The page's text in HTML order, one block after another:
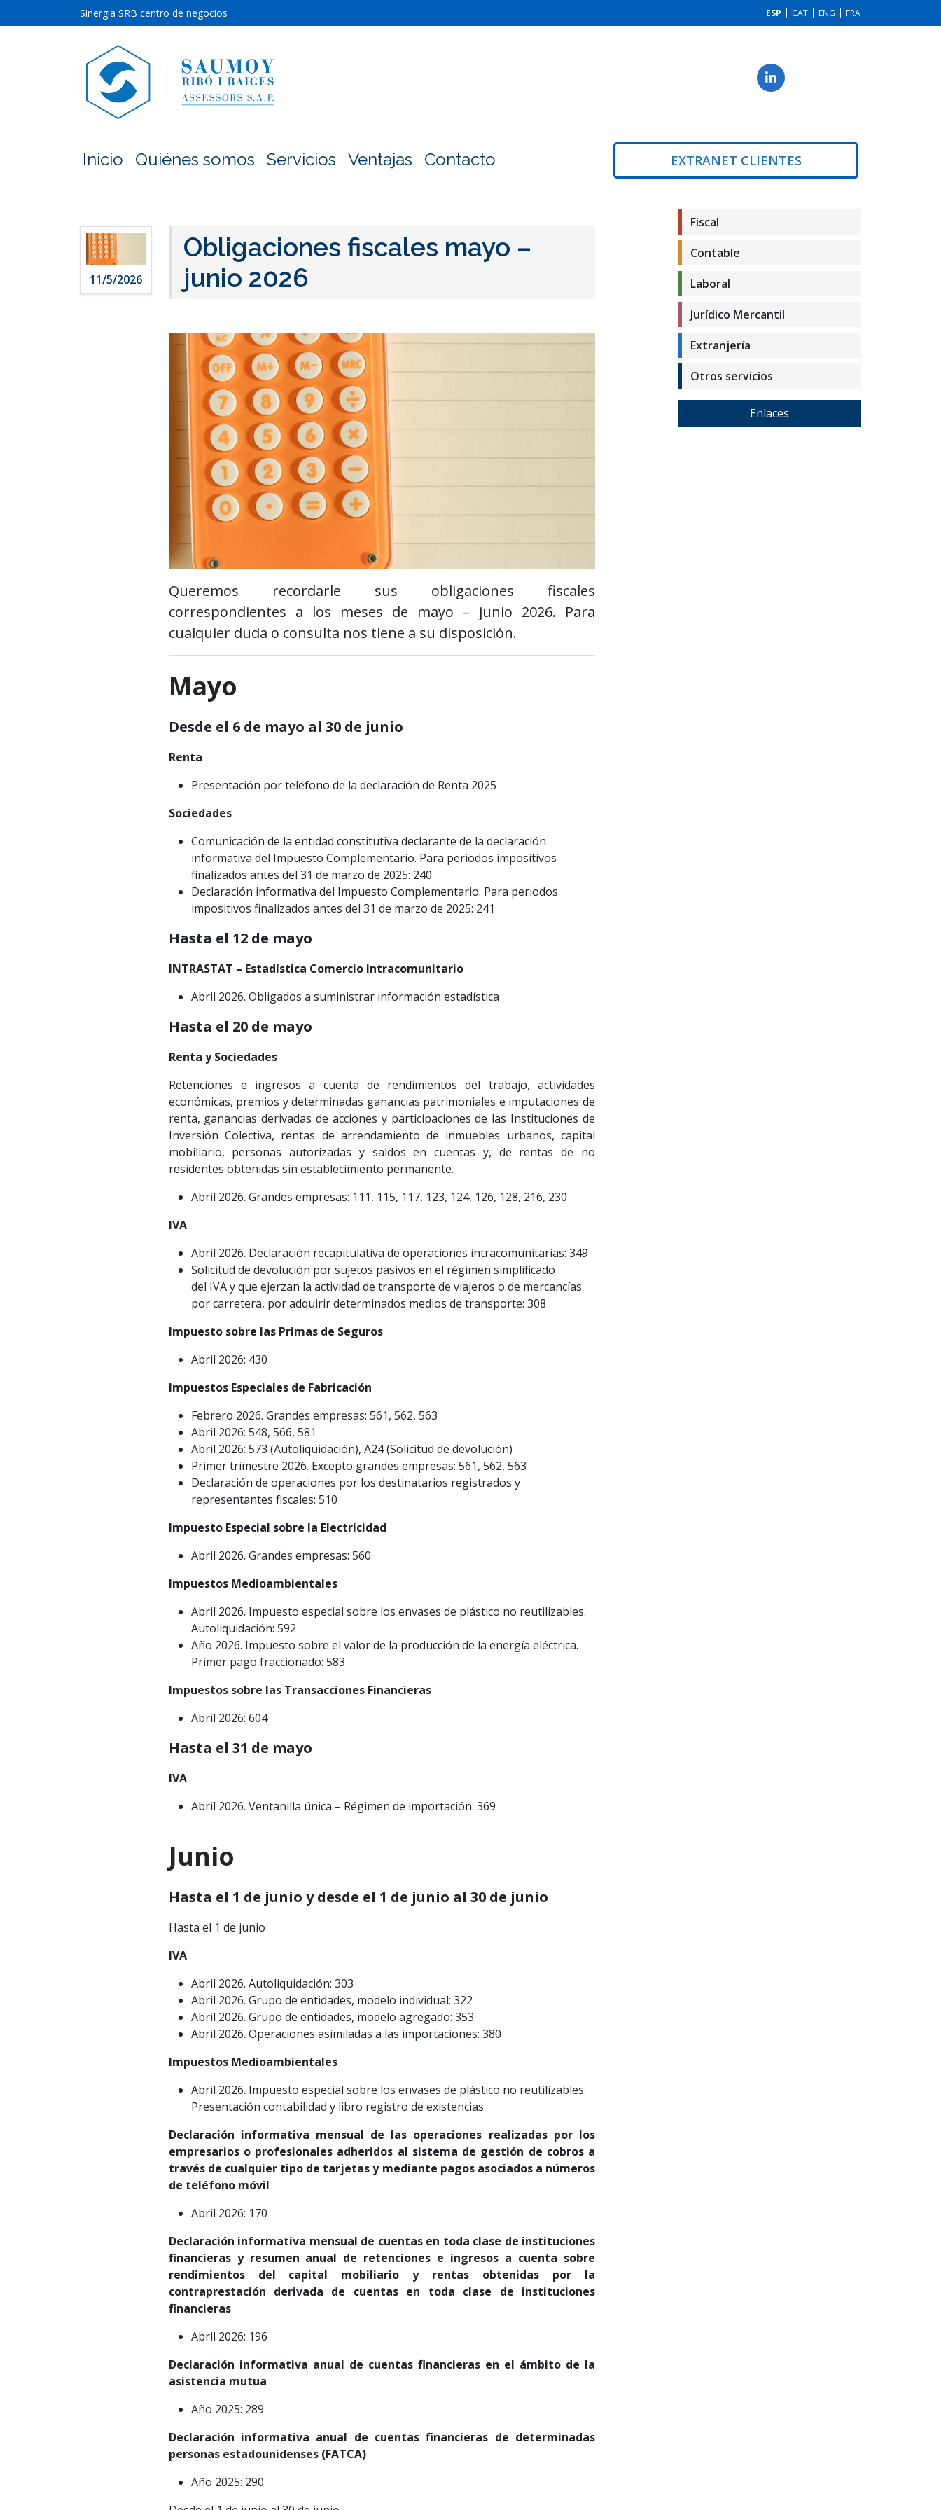
Sinergia SRB centro de negocios ESP CAT ENG FRA
Inicio Quiénes somos Servicios Ventajas Contacto EXTRANET CLIENTES
11/5/2026
Obligaciones fiscales mayo –
junio 2026
Queremos recordarle sus obligaciones fiscales
correspondientes a los meses de mayo – junio 2026. Para
cualquier duda o consulta nos tiene a su disposición.
Mayo
Desde el 6 de mayo al 30 de junio
Renta
Presentación por teléfono de la declaración de Renta 2025
Sociedades
Comunicación de la entidad constitutiva declarante de la declaración
informativa del Impuesto Complementario. Para periodos impositivos
finalizados antes del 31 de marzo de 2025: 240
Declaración informativa del Impuesto Complementario. Para periodos
impositivos finalizados antes del 31 de marzo de 2025: 241
Hasta el 12 de mayo
INTRASTAT – Estadística Comercio Intracomunitario
Abril 2026. Obligados a suministrar información estadística
Hasta el 20 de mayo
Renta y Sociedades
Retenciones e ingresos a cuenta de rendimientos del trabajo, actividades
económicas, premios y determinadas ganancias patrimoniales e imputaciones de
renta, ganancias derivadas de acciones y participaciones de las Instituciones de
Inversión Colectiva, rentas de arrendamiento de inmuebles urbanos, capital
mobiliario, personas autorizadas y saldos en cuentas y, de rentas de no
residentes obtenidas sin establecimiento permanente.
Abril 2026. Grandes empresas: 111, 115, 117, 123, 124, 126, 128, 216, 230
IVA
Abril 2026. Declaración recapitulativa de operaciones intracomunitarias: 349
Solicitud de devolución por sujetos pasivos en el régimen simplificado
del IVA y que ejerzan la actividad de transporte de viajeros o de mercancías
por carretera, por adquirir determinados medios de transporte: 308
Impuesto sobre las Primas de Seguros
Abril 2026: 430
Impuestos Especiales de Fabricación
Febrero 2026. Grandes empresas: 561, 562, 563
Abril 2026: 548, 566, 581
Abril 2026: 573 (Autoliquidación), A24 (Solicitud de devolución)
Primer trimestre 2026. Excepto grandes empresas: 561, 562, 563
Declaración de operaciones por los destinatarios registrados y
representantes fiscales: 510
Impuesto Especial sobre la Electricidad
Abril 2026. Grandes empresas: 560
Impuestos Medioambientales
Abril 2026. Impuesto especial sobre los envases de plástico no reutilizables.
Autoliquidación: 592
Año 2026. Impuesto sobre el valor de la producción de la energía eléctrica.
Primer pago fraccionado: 583
Impuestos sobre las Transacciones Financieras
Abril 2026: 604
Hasta el 31 de mayo
IVA
Abril 2026. Ventanilla única – Régimen de importación: 369
Junio
Hasta el 1 de junio y desde el 1 de junio al 30 de junio
Hasta el 1 de junio
IVA
Abril 2026. Autoliquidación: 303
Abril 2026. Grupo de entidades, modelo individual: 322
Abril 2026. Grupo de entidades, modelo agregado: 353
Abril 2026. Operaciones asimiladas a las importaciones: 380
Impuestos Medioambientales
Abril 2026. Impuesto especial sobre los envases de plástico no reutilizables.
Presentación contabilidad y libro registro de existencias
Declaración informativa mensual de las operaciones realizadas por los
empresarios o profesionales adheridos al sistema de gestión de cobros a
través de cualquier tipo de tarjetas y mediante pagos asociados a números
de teléfono móvil
Abril 2026: 170
Declaración informativa mensual de cuentas en toda clase de instituciones
financieras y resumen anual de retenciones e ingresos a cuenta sobre
rendimientos del capital mobiliario y rentas obtenidas por la
contraprestación derivada de cuentas en toda clase de instituciones
financieras
Abril 2026: 196
Declaración informativa anual de cuentas financieras en el ámbito de la
asistencia mutua
Año 2025: 289
Declaración informativa anual de cuentas financieras de determinadas
personas estadounidenses (FATCA)
Año 2025: 290
Fiscal
Contable
Laboral
Jurídico Mercantil
Extranjería
Otros servicios
Enlaces